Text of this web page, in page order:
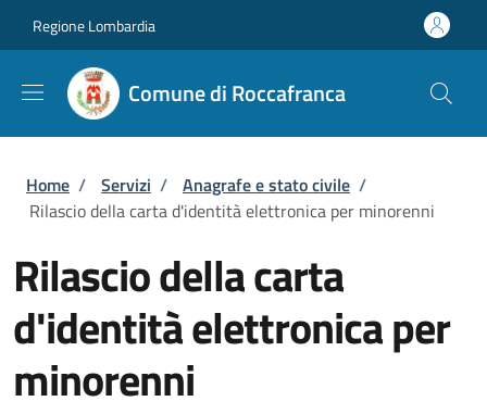
Regione Lombardia
Comune di Roccafranca
Briciole di pane
Home / Servizi / Anagrafe e stato civile /
Rilascio della carta d'identità elettronica per minorenni
Rilascio della carta
d'identità elettronica per
minorenni